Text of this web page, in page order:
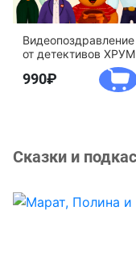
Видеопоздравление
от детективов ХРУМ
990
Сказки и